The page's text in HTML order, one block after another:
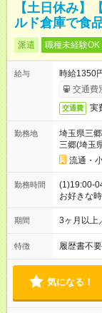
【土日休み】
ルド倉庫で食
派遣 職種未経験OK
給与
時給1350
交通費
交通費 実
勤務地
埼玉県三
三郷(埼玉
流通・
勤務時間
(1)19:00-
お好きな
期間 3ヶ月以上
特徴 履歴書不要
気になる！